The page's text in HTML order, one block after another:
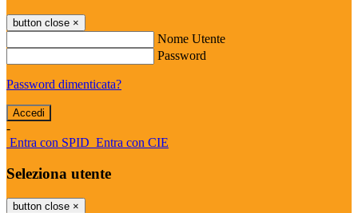
button close ×
Nome Utente
Password
Password dimenticata?
-
Entra con SPID Entra con CIE
Seleziona utente
button close ×